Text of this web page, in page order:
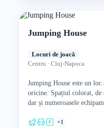
Jumping House
Locuri de joacă
Centru · Cluj-Napoca
Jumping House este un
oricine. Spațiul colorat, de
dar și numeroasele
+1